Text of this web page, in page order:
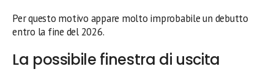
Per questo motivo appare molto improbabile un debutto
entro la fine del 2026.
La possibile finestra di uscita